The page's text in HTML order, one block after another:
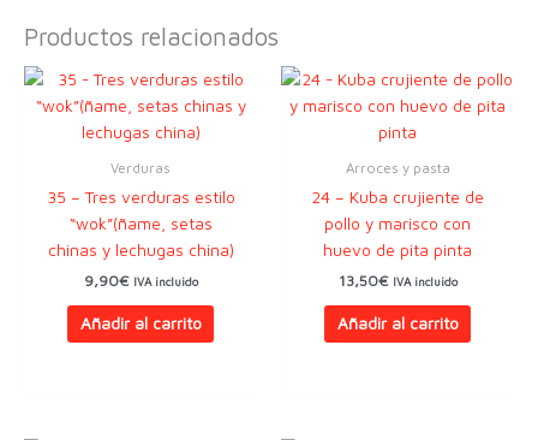
china
con
seta
estilo
Productos relacionados
Verduras
35 – Tres verduras estilo
“wok”(ñame, setas
chinas y lechugas china)
9,90€ IVA incluido
Añadir al carrito
Arroces y pasta
24 – Kuba crujiente de
pollo y marisco con
huevo de pita pinta
13,50€ IVA incluido
Añadir al carrito